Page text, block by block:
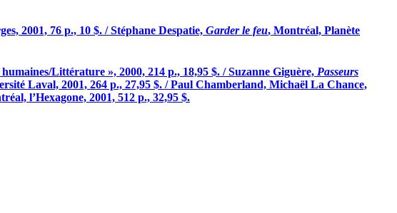
2001, 76 p., 10 $. / Stéphane Despatie, Garder le feu, Montréal, Planète
Littérature », 2000, 214 p., 18,95 $. / Suzanne Giguère, Passeurs
Laval, 2001, 264 p., 27,95 $. / Paul Chamberland, Michaël La Chance,
l’Hexagone, 2001, 512 p., 32,95 $.